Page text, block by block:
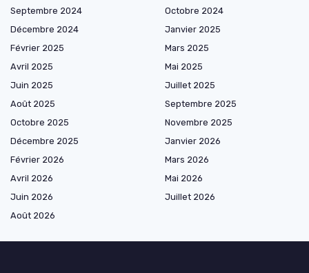
Septembre 2024
Octobre 2024
Décembre 2024
Janvier 2025
Février 2025
Mars 2025
Avril 2025
Mai 2025
Juin 2025
Juillet 2025
Août 2025
Septembre 2025
Octobre 2025
Novembre 2025
Décembre 2025
Janvier 2026
Février 2026
Mars 2026
Avril 2026
Mai 2026
Juin 2026
Juillet 2026
Août 2026